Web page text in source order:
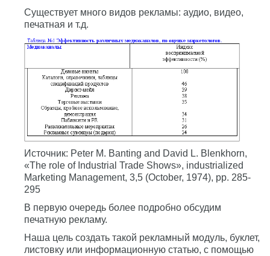
Существует много видов рекламы: аудио, видео,
печатная и т.д.
Источник: Peter M. Banting and David L. Blenkhorn,
«The role of Industrial Trade Shows», industrialized
Marketing Management, 3,5 (October, 1974), pp. 285-
295
В первую очередь более подробно обсудим
печатную рекламу.
Наша цель создать такой рекламный модуль, буклет,
листовку или информационную статью, с помощью